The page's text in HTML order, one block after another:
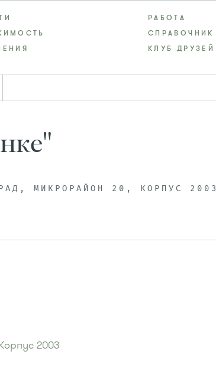
РАБОТА
СПРАВОЧНИК
КЛУБ ДРУЗЕЙ
МИКРОРАЙОН 20, КОРПУС 2003
2003